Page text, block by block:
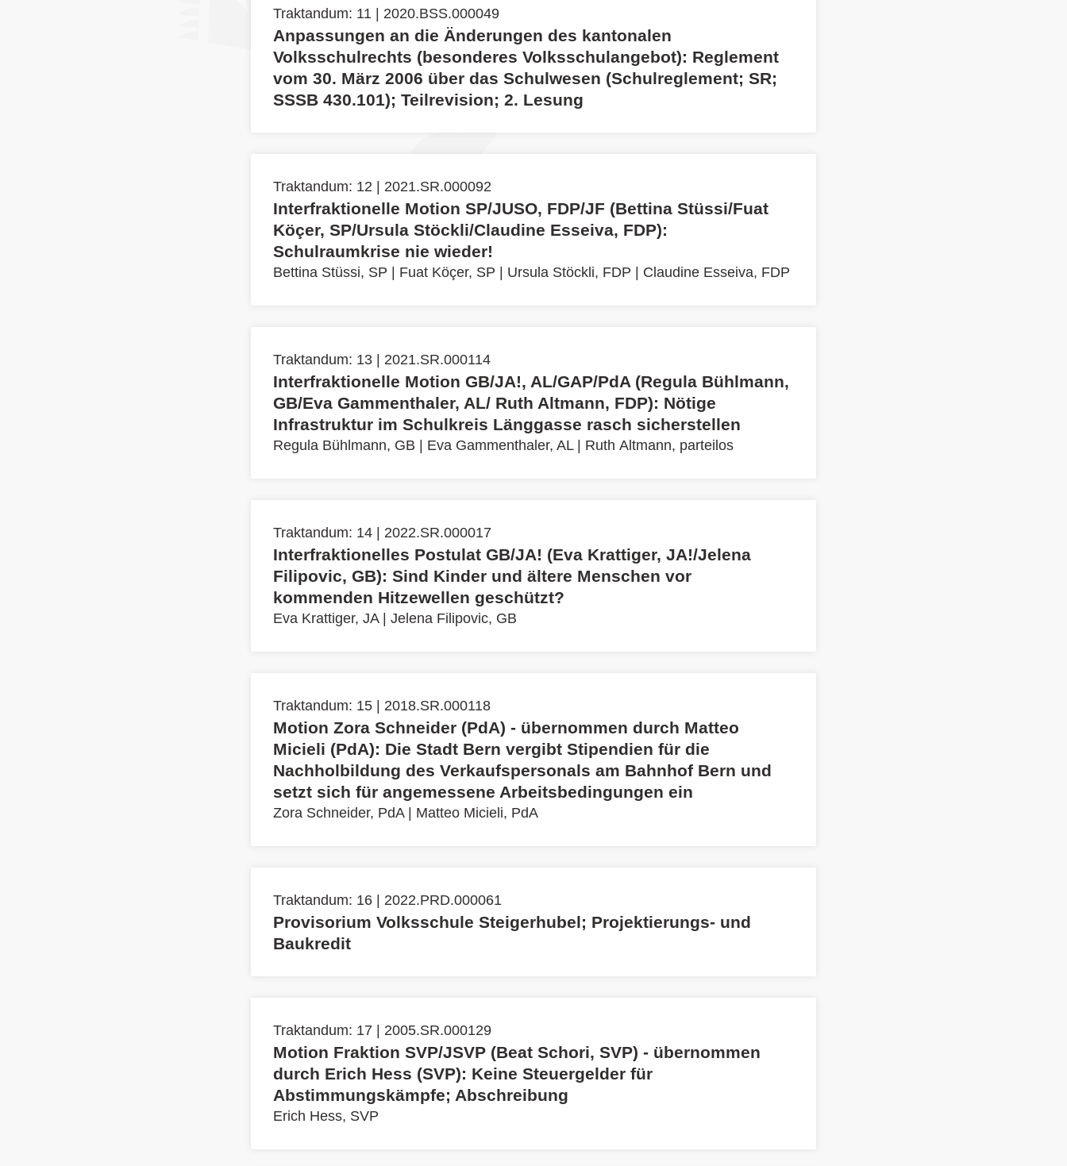
Traktandum: 11 | 2020.BSS.000049
Anpassungen an die Änderungen des kantonalen
Volksschulrechts (besonderes Volksschulangebot): Reglement
vom 30. März 2006 über das Schulwesen (Schulreglement; SR;
SSSB 430.101); Teilrevision; 2. Lesung
Traktandum: 12 | 2021.SR.000092
Interfraktionelle Motion SP/JUSO, FDP/JF (Bettina Stüssi/Fuat
Köçer, SP/Ursula Stöckli/Claudine Esseiva, FDP):
Schulraumkrise nie wieder!
Bettina Stüssi, SP Fuat Köçer, SP Ursula Stöckli, FDP Claudine Esseiva, FDP
Traktandum: 13 | 2021.SR.000114
Interfraktionelle Motion GB/JA!, AL/GAP/PdA (Regula Bühlmann,
GB/Eva Gammenthaler, AL/ Ruth Altmann, FDP): Nötige
Infrastruktur im Schulkreis Länggasse rasch sicherstellen
Regula Bühlmann, GB Eva Gammenthaler, AL| Ruth Altmann, parteilos
Traktandum: 14 | 2022.SR.000017
Interfraktionelles Postulat GB/JA! (Eva Krattiger, JA!/Jelena
Filipovic, GB): Sind Kinder und ältere Menschen vor
kommenden Hitzewellen geschützt?
Eva Krattiger, JA| Jelena Filipovic, GB
Traktandum: 15 | 2018.SR.000118
Motion Zora Schneider (PdA) - übernommen durch Matteo
Micieli (PdA): Die Stadt Bern vergibt Stipendien für die
Nachholbildung des Verkaufspersonals am Bahnhof Bern und
setzt sich für angemessene Arbeitsbedingungen ein
Zora Schneider, PdA| Matteo Micieli, PdA
Traktandum: 16 | 2022.PRD.000061
Provisorium Volksschule Steigerhubel; Projektierungs- und
Baukredit
Traktandum: 17 | 2005.SR.000129
Motion Fraktion SVP/JSVP (Beat Schori, SVP) - übernommen
durch Erich Hess (SVP): Keine Steuergelder für
Abstimmungskämpfe; Abschreibung
Erich Hess, SVP